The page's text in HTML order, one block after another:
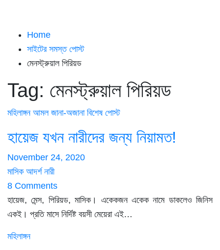
Home
সাইটের সমস্ত পোস্ট
মেনস্ট্রুয়াল পিরিয়ড
Tag: মেনস্ট্রুয়াল পিরিয়ড
মহিলাঙ্গন আমল জানা-অজানা বিশেষ পোস্ট
হায়েজ যখন নারীদের জন্য নিয়ামত!
November 24, 2020
মাসিক আদর্শ নারী
8 Comments
হায়েজ, মেন্স, পিরিয়ড, মাসিক। একেকজন একেক নামে ডাকলেও জিনিস
একই। প্রতি মাসে নির্দিষ্ট বয়সী মেয়েরা এই…
মহিলাঙ্গন